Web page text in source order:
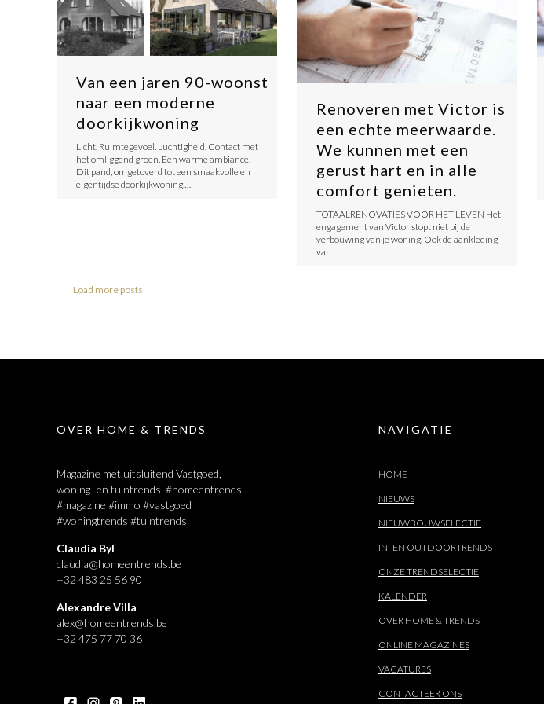
Van een jaren 90-woonst
naar een moderne
doorkijkwoning
Licht. Ruimtegevoel. Luchtigheid. Contact met
het omliggend groen. Een warme ambiance.
Dit pand, omgetoverd tot een smaakvolle en
eigentijdse doorkijkwoning,…
Renoveren met Victor is
een echte meerwaarde.
We kunnen met een
gerust hart en in alle
comfort genieten.
TOTAALRENOVATIES VOOR HET LEVEN Het
engagement van Victor stopt niet bij de
verbouwing van je woning. Ook de aankleding
van…
Load more posts
OVER HOME & TRENDS
Magazine met uitsluitend Vastgoed,
woning -en tuintrends. #homeentrends
#magazine #immo #vastgoed
#woningtrends #tuintrends
Claudia Byl
claudia@homeentrends.be
+32 483 25 56 90
Alexandre Villa
alex@homeentrends.be
+32 475 77 70 36
NAVIGATIE
HOME
NIEUWS
NIEUWBOUWSELECTIE
IN- EN OUTDOORTRENDS
ONZE TRENDSELECTIE
KALENDER
OVER HOME & TRENDS
ONLINE MAGAZINES
VACATURES
CONTACTEER ONS